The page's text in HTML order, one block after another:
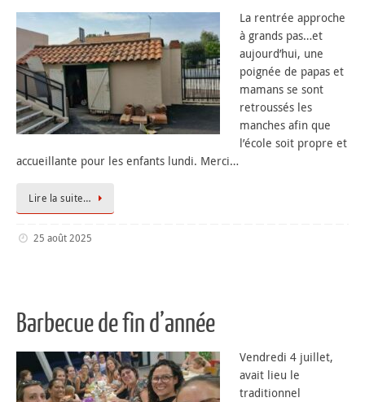
La rentrée approche
à grands pas…et
aujourd’hui, une
poignée de papas et
mamans se sont
retroussés les
manches afin que
l’école soit propre et
accueillante pour les enfants lundi. Merci…
Lire la suite…
25 août 2025
Barbecue de fin d’année
Vendredi 4 juillet,
avait lieu le
traditionnel